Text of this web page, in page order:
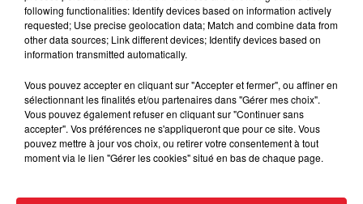
Incendies en Gironde : encore
plusieurs semaines avant
Bouches-du-Rhône : les ossements
de deux militaires disparus...
following functionalities: Identify devices based on information actively
requested; Use precise geolocation data; Match and combine data from
other data sources; Link different devices; Identify devices based on
information transmitted automatically.
Vous pouvez accepter en cliquant sur "Accepter et fermer", ou affiner en
sélectionnant les finalités et/ou partenaires dans "Gérer mes choix".
Vous pouvez également refuser en cliquant sur "Continuer sans
accepter". Vos préférences ne s'appliqueront que pour ce site. Vous
pouvez mettre à jour vos choix, ou retirer votre consentement à tout
moment via le lien "Gérer les cookies" situé en bas de chaque page.